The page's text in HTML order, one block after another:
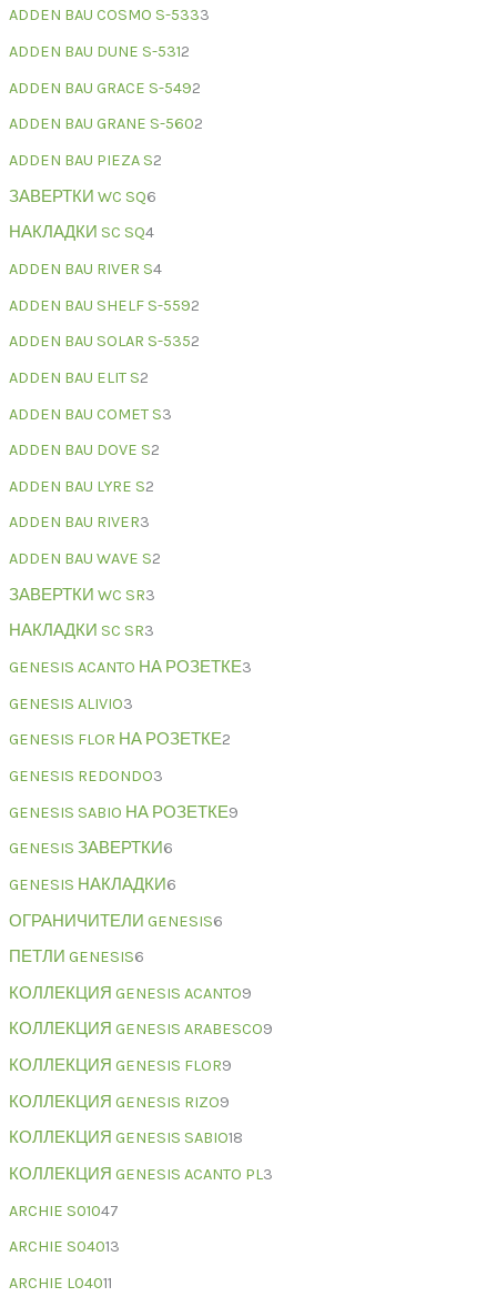
ADDEN BAU COSMO S-5333
ADDEN BAU DUNE S-5312
ADDEN BAU GRACE S-5492
ADDEN BAU GRANE S-5602
ADDEN BAU PIEZA S2
ЗАВЕРТКИ WC SQ6
НАКЛАДКИ SC SQ4
ADDEN BAU RIVER S4
ADDEN BAU SHELF S-5592
ADDEN BAU SOLAR S-5352
ADDEN BAU ELIT S2
ADDEN BAU COMET S3
ADDEN BAU DOVE S2
ADDEN BAU LYRE S2
ADDEN BAU RIVER3
ADDEN BAU WAVE S2
ЗАВЕРТКИ WC SR3
НАКЛАДКИ SC SR3
GENESIS ACANTO НА РОЗЕТКЕ3
GENESIS ALIVIO3
GENESIS FLOR НА РОЗЕТКЕ2
GENESIS REDONDO3
GENESIS SABIO НА РОЗЕТКЕ9
GENESIS ЗАВЕРТКИ6
GENESIS НАКЛАДКИ6
ОГРАНИЧИТЕЛИ GENESIS6
ПЕТЛИ GENESIS6
КОЛЛЕКЦИЯ GENESIS ACANTO9
КОЛЛЕКЦИЯ GENESIS ARABESCO9
КОЛЛЕКЦИЯ GENESIS FLOR9
КОЛЛЕКЦИЯ GENESIS RIZO9
КОЛЛЕКЦИЯ GENESIS SABIO18
КОЛЛЕКЦИЯ GENESIS ACANTO PL3
ARCHIE S01047
ARCHIE S04013
ARCHIE L04011